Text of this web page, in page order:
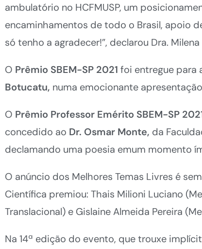
ambulatório no HCFMUSP, um
encaminhamentos de todo o Brasil, apoio
só tenho a agradecer!”, declarou Dra.
O Prêmio SBEM-SP 2021 foi entregue para
Botucatu, numa emocionante
O Prêmio Professor Emérito SBEM-SP
concedido ao Dr. Osmar Monte, da
declamando uma poesia emum momento
O anúncio dos Melhores Temas Livres é
Científica premiou: Thais Milioni Luciano
Translacional) e Gislaine Almeida Pereira
Na 14ª edição do evento, que trouxe